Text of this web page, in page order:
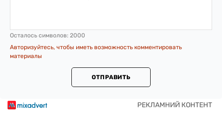
Осталось символов: 2000
Авторизуйтесь, чтобы иметь возможность комментировать
материалы
ОТПРАВИТЬ